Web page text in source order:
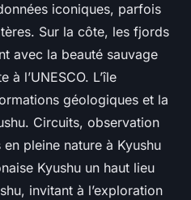
iconiques, parfois
Sur la côte, les fjords
avec la beauté sauvage
à l’UNESCO. L’île
géologiques et la
Circuits, observation
pleine nature à Kyushu
Kyushu un haut lieu
invitant à l’exploration